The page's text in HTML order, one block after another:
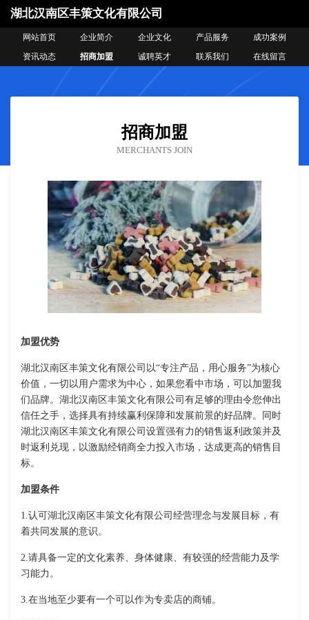
湖北汉南区丰策文化有限公司
网站首页 企业简介 企业文化 产品服务
成功案例
资讯动态
招商加盟 诚聘英才 联系我们 在线留言
招商加盟
MERCHANTS JOIN
加盟优势
湖北汉南区丰策文化有限公司以“专注产品，用心服务”为核心
价值，一切以用户需求为中心，如果您看中市场，可以加盟我
们品牌。湖北汉南区丰策文化有限公司有足够的理由令您伸出
信任之手，选择具有持续赢利保障和发展前景的好品牌。同时
湖北汉南区丰策文化有限公司设置强有力的销售返利政策并及
时返利兑现，以激励经销商全力投入市场，达成更高的销售目
标。
加盟条件
1.认可湖北汉南区丰策文化有限公司经营理念与发展目标，有
着共同发展的意识。
2.请具备一定的文化素养、身体健康、有较强的经营能力及学
习能力。
3.在当地至少要有一个可以作为专卖店的商铺。